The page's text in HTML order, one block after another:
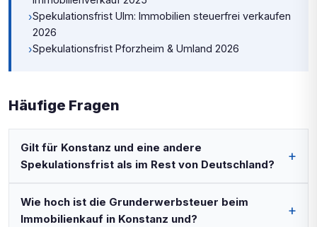
›Spekulationsfrist Ulm: Immobilien steuerfrei verkaufen
2026
›Spekulationsfrist Pforzheim & Umland 2026
Häufige Fragen
Gilt für Konstanz und eine andere
Spekulationsfrist als im Rest von Deutschland?
Wie hoch ist die Grunderwerbsteuer beim
Immobilienkauf in Konstanz und?